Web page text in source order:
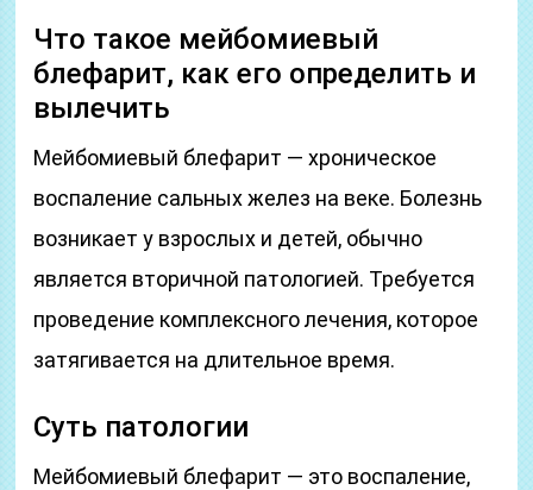
Что такое мейбомиевый
блефарит, как его определить и
вылечить
Мейбомиевый блефарит — хроническое
воспаление сальных желез на веке. Болезнь
возникает у взрослых и детей, обычно
является вторичной патологией. Требуется
проведение комплексного лечения, которое
затягивается на длительное время.
Суть патологии
Мейбомиевый блефарит — это воспаление,